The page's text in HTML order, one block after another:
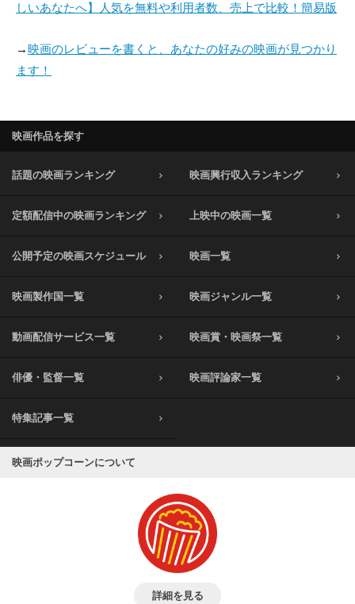
しいあなたへ】人気を無料や利用者数、売上で比較！簡易版
→映画のレビューを書くと、あなたの好みの映画が見つかり
ます！
映画作品を探す
話題の映画ランキング 映画興行収入ランキング
定額配信中の映画ランキング 上映中の映画一覧
公開予定の映画スケジュール 映画一覧
映画製作国一覧 映画ジャンル一覧
動画配信サービス一覧 映画賞・映画祭一覧
俳優・監督一覧 映画評論家一覧
特集記事一覧
映画ポップコーンについて
詳細を見る